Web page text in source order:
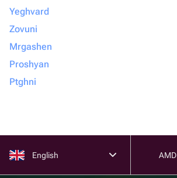
Yeghvard
Zovuni
Mrgashen
Proshyan
Ptghni
English AMD